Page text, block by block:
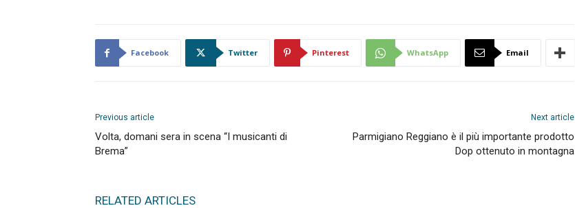
Facebook Twitter Pinterest WhatsApp Email
Previous article
Volta, domani sera in scena “I musicanti di
Brema”
Next article
Parmigiano Reggiano è il più importante prodotto
Dop ottenuto in montagna
RELATED ARTICLES